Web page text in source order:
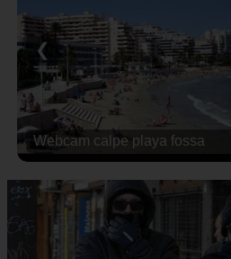
Webcam calpe playa fossa
❮